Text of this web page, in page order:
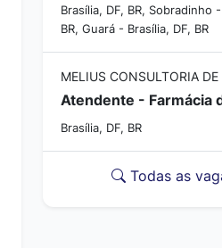
Brasília, DF, BR, Sobradinho
BR, Guará - Brasília, DF, BR
MELIUS CONSULTORIA DE
Brasília, DF, BR
Todas as